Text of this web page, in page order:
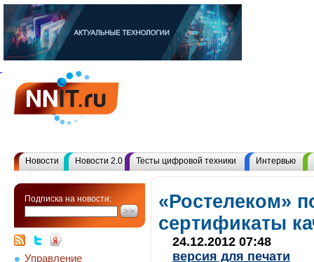
Новости Новости 2.0 Тесты цифровой техники Интервью
Подписка на новости:
Управление
«Ростелеком»
сертификаты
24.12.2012 07:48
версия для печати